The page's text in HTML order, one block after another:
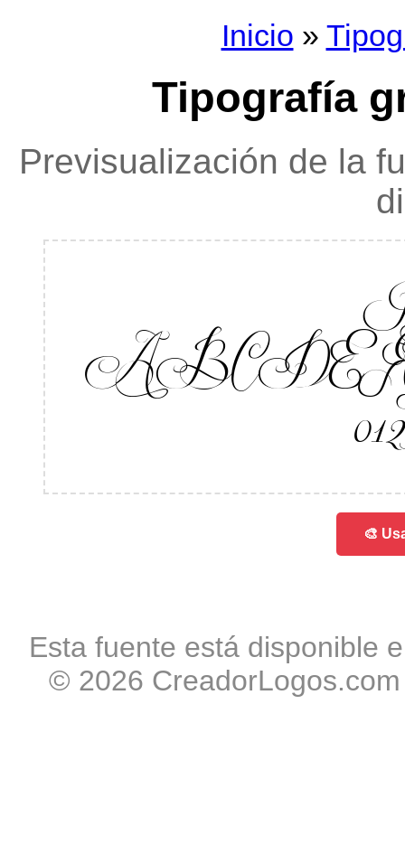
Inicio »
Tipografía
Previsualización de la
🎨
Esta fuente está disponible
© 2026